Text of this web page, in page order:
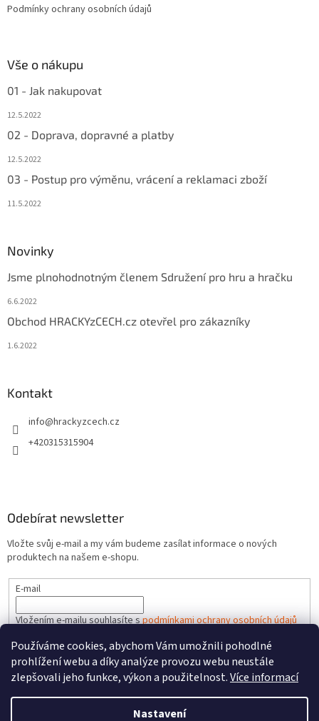
Používáme cookies, abychom Vám umožnili pohodlné
prohlížení webu a díky analýze provozu webu neustále
zlepšovali jeho funkce, výkon a použitelnost.Více informací
Nastavení
Podmínky ochrany osobních údajů
Vše o nákupu
01 - Jak nakupovat
12.5.2022
02 - Doprava, dopravné a platby
12.5.2022
03 - Postup pro výměnu, vrácení a reklamaci zboží
11.5.2022
Novinky
Jsme plnohodnotným členem Sdružení pro hru a hračku
6.6.2022
Obchod HRACKYzCECH.cz otevřel pro zákazníky
1.6.2022
Kontakt
info@hrackyzcech.cz
+420315315904
Odebírat newsletter
Vložte svůj e-mail a my vám budeme zasílat informace o nových
produktech na našem e-shopu.
E-mail
Vložením e-mailu souhlasíte spodmínkami ochrany osobních údajů
PŘIHLÁSIT SE
Vytvořil Shoptet